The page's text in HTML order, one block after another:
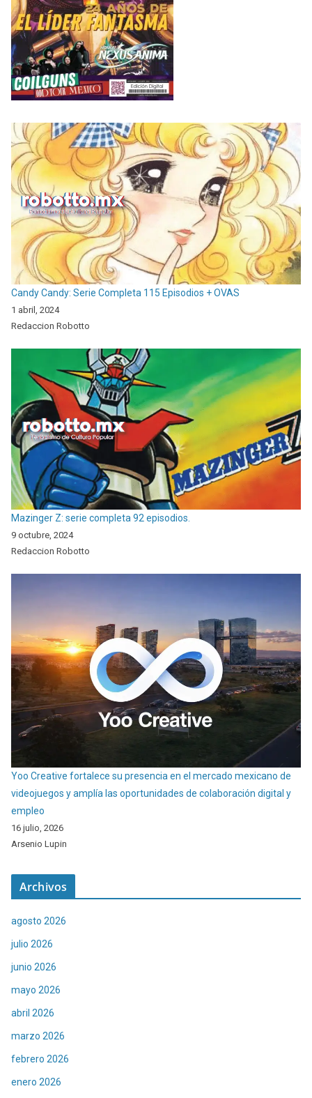
Candy Candy: Serie Completa 115 Episodios + OVAS
1 abril, 2024
Redaccion Robotto
Mazinger Z: serie completa 92 episodios.
9 octubre, 2024
Redaccion Robotto
Yoo Creative fortalece su presencia en el mercado mexicano de
videojuegos y amplía las oportunidades de colaboración digital y
empleo
16 julio, 2026
Arsenio Lupin
Archivos
agosto 2026
julio 2026
junio 2026
mayo 2026
abril 2026
marzo 2026
febrero 2026
enero 2026